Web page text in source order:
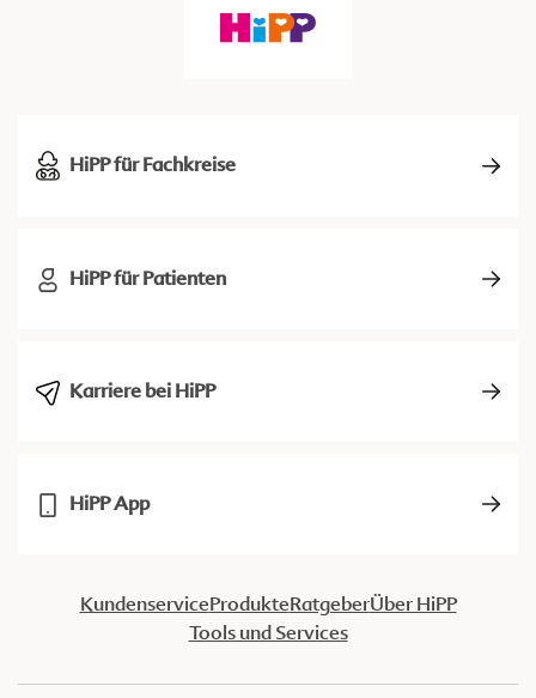
HiPP für Fachkreise
HiPP für Patienten
Karriere bei HiPP
HiPP App
KundenserviceProdukteRatgeberÜber HiPP
Tools und Services